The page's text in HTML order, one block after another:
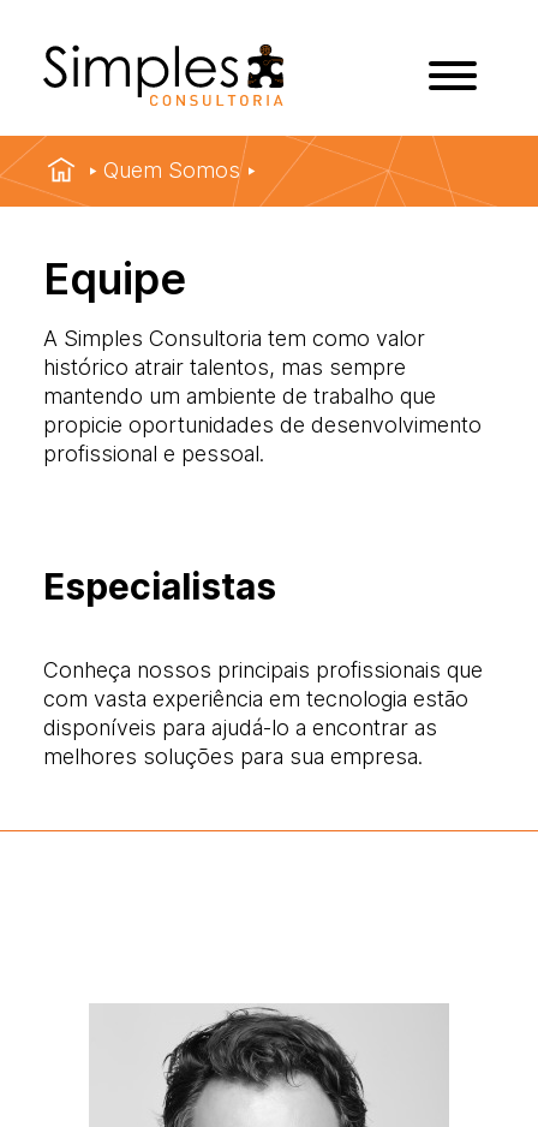
Quem Somos
Equipe
A Simples Consultoria tem como valor
histórico atrair talentos, mas sempre
mantendo um ambiente de trabalho que
propicie oportunidades de desenvolvimento
profissional e pessoal.
Especialistas
Conheça nossos principais profissionais que
com vasta experiência em tecnologia estão
disponíveis para ajudá-lo a encontrar as
melhores soluções para sua empresa.